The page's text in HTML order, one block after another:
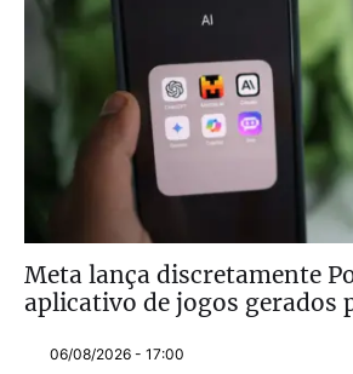
Meta lança discretamente
aplicativo de jogos gerados
06/08/2026 - 17:00